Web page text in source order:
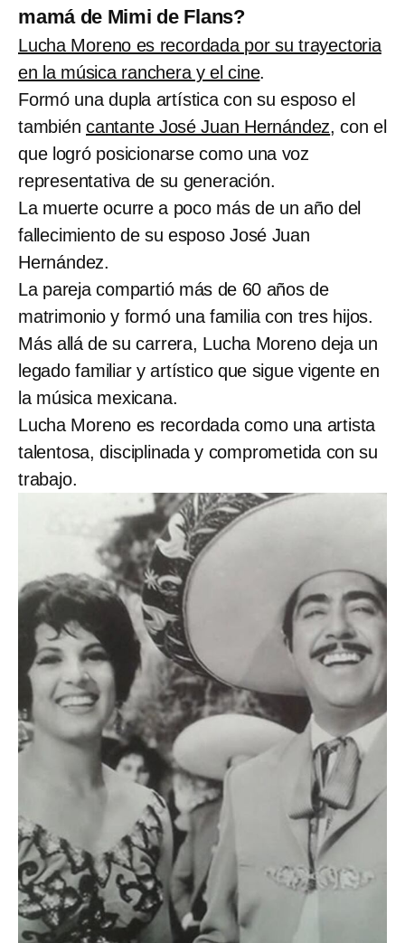
mamá de Mimi de Flans?
Lucha Moreno es recordada por su trayectoria
en la música ranchera y el cine.
Formó una dupla artística con su esposo el
también cantante José Juan Hernández, con el
que logró posicionarse como una voz
representativa de su generación.
La muerte ocurre a poco más de un año del
fallecimiento de su esposo José Juan
Hernández.
La pareja compartió más de 60 años de
matrimonio y formó una familia con tres hijos.
Más allá de su carrera, Lucha Moreno deja un
legado familiar y artístico que sigue vigente en
la música mexicana.
Lucha Moreno es recordada como una artista
talentosa, disciplinada y comprometida con su
trabajo.